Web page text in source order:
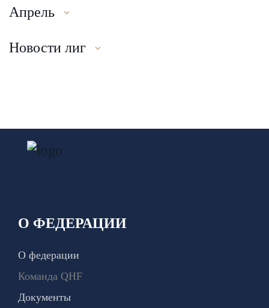
Апрель
Новости лиг
О ФЕДЕРАЦИИ
О федерации
Команда QHF
Документы